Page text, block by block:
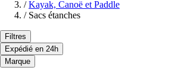
/ Kayak, Canoë et Paddle
/ Sacs étanches
Filtres
Expédié en 24h
Marque